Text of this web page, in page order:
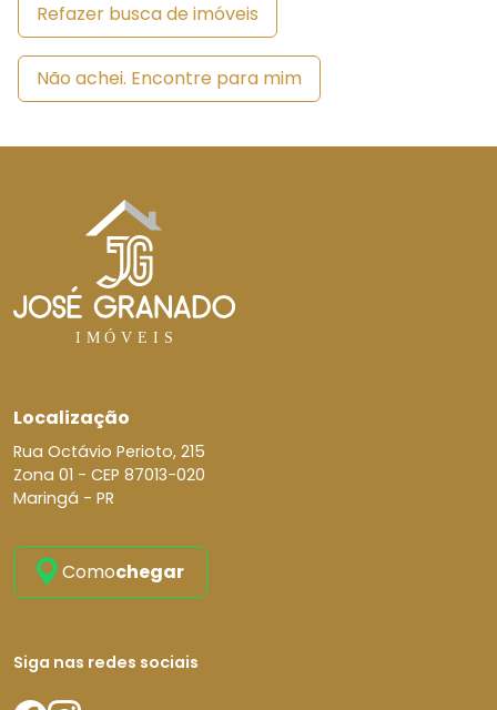
Refazer busca de imóveis
Não achei. Encontre para mim
Localização
Rua Octávio Perioto, 215
Zona 01 - CEP 87013-020
Maringá - PR
Comochegar
Siga nas redes sociais